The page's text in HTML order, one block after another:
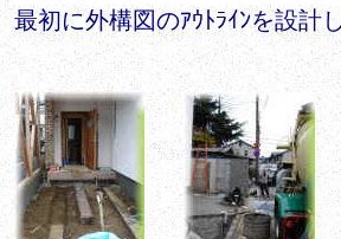
最初に外構図のｱｳﾄﾗｲﾝを設計